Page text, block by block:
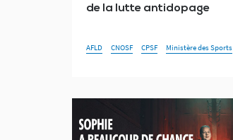
de la lutte antidopage
AFLD CNOSF CPSF Ministère des Sports